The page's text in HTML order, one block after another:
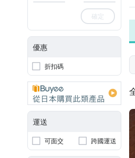
確定
優惠
折扣碼
運送
可面交 跨國運送